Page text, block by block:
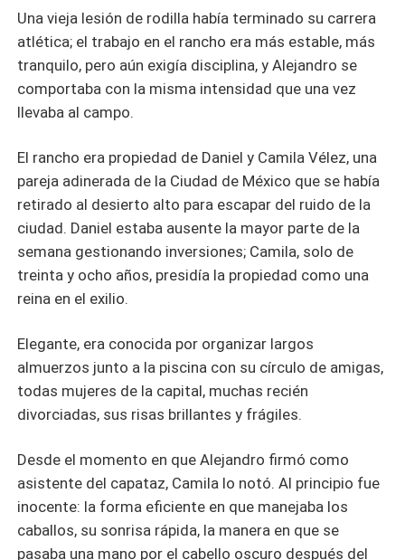
placer y mentiras podría derrumbarse. Una historia
ardiente de lujuria, riesgo y anhelos prohibidos
ambientada contra el sol del alto desierto donde la pasión
quema más caliente que el peligro que se acerca.
Una vieja lesión de rodilla había terminado su carrera
atlética; el trabajo en el rancho era más estable, más
tranquilo, pero aún exigía disciplina, y Alejandro se
comportaba con la misma intensidad que una vez
llevaba al campo.
El rancho era propiedad de Daniel y Camila Vélez, una
pareja adinerada de la Ciudad de México que se había
retirado al desierto alto para escapar del ruido de la
ciudad. Daniel estaba ausente la mayor parte de la
semana gestionando inversiones; Camila, solo de
treinta y ocho años, presidía la propiedad como una
reina en el exilio.
Elegante, era conocida por organizar largos
almuerzos junto a la piscina con su círculo de amigas,
todas mujeres de la capital, muchas recién
divorciadas, sus risas brillantes y frágiles.
Desde el momento en que Alejandro firmó como
asistente del capataz, Camila lo notó. Al principio fue
inocente: la forma eficiente en que manejaba los
caballos, su sonrisa rápida, la manera en que se
pasaba una mano por el cabello oscuro después del